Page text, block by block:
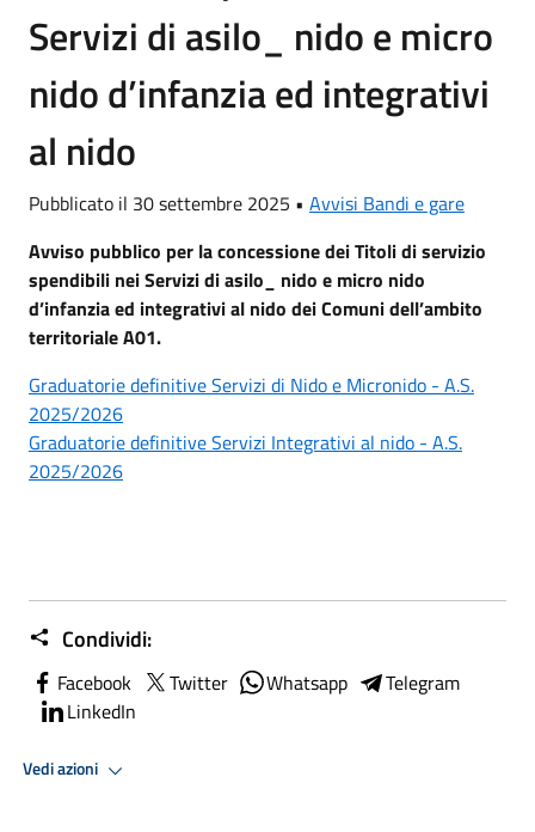
Servizi di asilo_ nido e micro
nido d’infanzia ed integrativi
al nido
Pubblicato il 30 settembre 2025 • Avvisi Bandi e gare
Avviso pubblico per la concessione dei Titoli di servizio
spendibili nei Servizi di asilo_ nido e micro nido
d’infanzia ed integrativi al nido dei Comuni dell’ambito
territoriale A01.
Graduatorie definitive Servizi di Nido e Micronido - A.S.
2025/2026
Graduatorie definitive Servizi Integrativi al nido - A.S.
2025/2026
Condividi:
Facebook Twitter Whatsapp
Telegram
LinkedIn
Vedi azioni